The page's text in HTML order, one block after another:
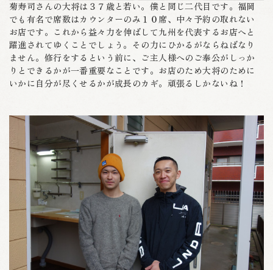
菊寿司さんの大将は３７歳と若い。僕と同じ二代目です。福岡
でも有名で席数はカウンターのみ１０席、中々予約の取れない
お店です。これから益々力を伸ばして九州を代表するお店へと
躍進されてゆくことでしょう。その力にひかるがならねばなり
ません。修行をするという前に、ご主人様へのご奉公がしっか
りとできるかが一番重要なことです。お店のため大将のために
いかに自分が尽くせるかが成長のカギ。頑張るしかないね！